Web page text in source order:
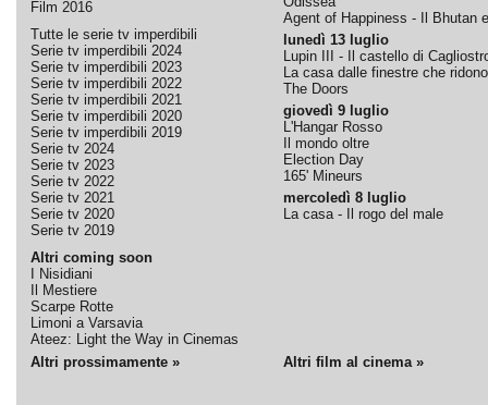
Film 2016
Tutte le serie tv imperdibili
Serie tv imperdibili 2024
Serie tv imperdibili 2023
Serie tv imperdibili 2022
Serie tv imperdibili 2021
Serie tv imperdibili 2020
Serie tv imperdibili 2019
Serie tv 2024
Serie tv 2023
Serie tv 2022
Serie tv 2021
Serie tv 2020
Serie tv 2019
Altri coming soon
I Nisidiani
Il Mestiere
Scarpe Rotte
Limoni a Varsavia
Ateez: Light the Way in Cinemas
Agent of Happiness - Il Bhutan
lunedì 13 luglio
Lupin III - Il castello di
La casa dalle finestre che ridono
The Doors
giovedì 9 luglio
L'Hangar Rosso
Il mondo oltre
Election Day
165' Mineurs
mercoledì 8 luglio
La casa - Il rogo del male
Altri prossimamente » Altri film al cinema »